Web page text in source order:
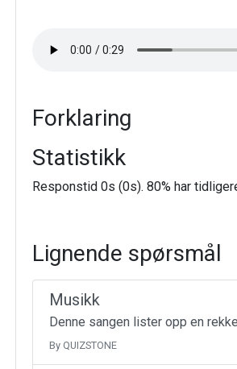
Forklaring
Statistikk
Responstid 0s (0s). 80% har
Lignende spørsmål
Musikk
Denne sangen lister opp en
By QUIZSTONE